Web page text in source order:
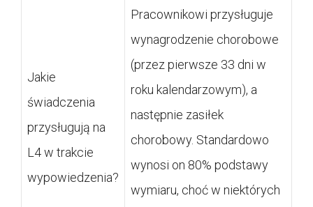
Jakie
świadczenia
przysługują na
L4 w trakcie
wypowiedzenia?
Pracownikowi przysługuje
wynagrodzenie chorobowe
(przez pierwsze 33 dni w
roku kalendarzowym), a
następnie zasiłek
chorobowy. Standardowo
wynosi on 80% podstawy
wymiaru, choć w niektórych